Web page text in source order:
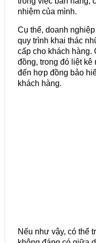
nhiệm của mình.
Cụ thể, doanh
quy trình khai thác
cấp cho khách hàng.
đồng, trong đó liệt kê
đến hợp đồng bảo
khách hàng.
Nếu như vậy, có thể